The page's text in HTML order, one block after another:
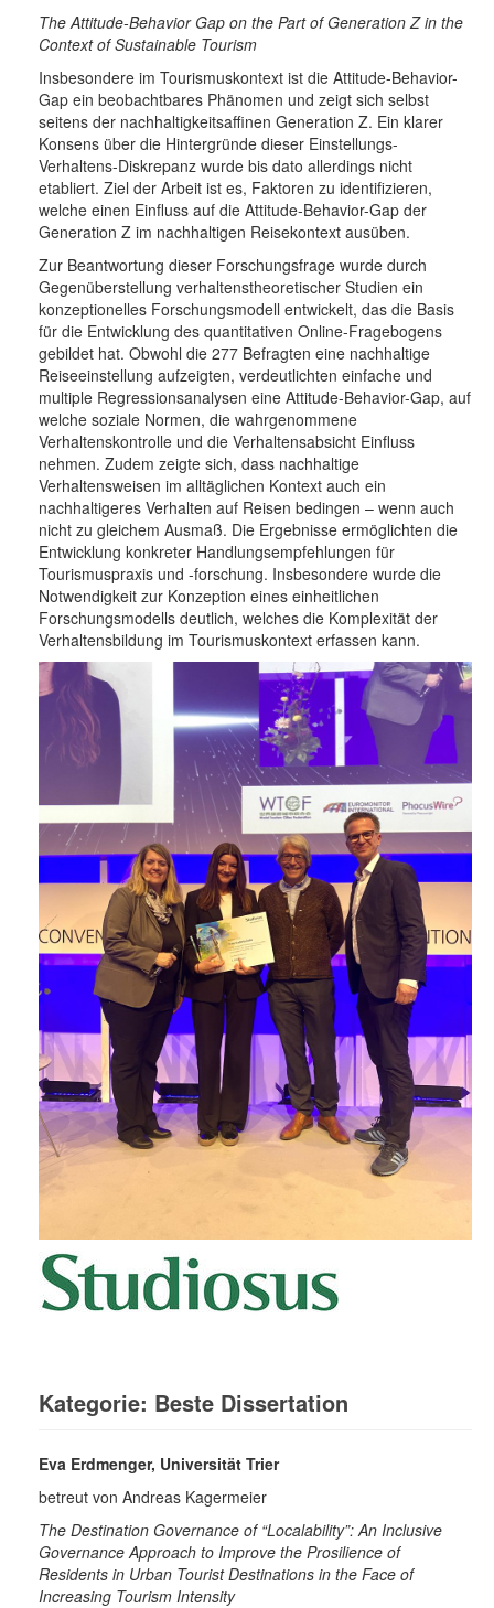
The Attitude-Behavior Gap on the Part of Generation Z in the
Context of Sustainable Tourism
Insbesondere im Tourismuskontext ist die Attitude-Behavior-
Gap ein beobachtbares Phänomen und zeigt sich selbst
seitens der nachhaltigkeitsaffinen Generation Z. Ein klarer
Konsens über die Hintergründe dieser Einstellungs-
Verhaltens-Diskrepanz wurde bis dato allerdings nicht
etabliert. Ziel der Arbeit ist es, Faktoren zu identifizieren,
welche einen Einfluss auf die Attitude-Behavior-Gap der
Generation Z im nachhaltigen Reisekontext ausüben.
Zur Beantwortung dieser Forschungsfrage wurde durch
Gegenüberstellung verhaltenstheoretischer Studien ein
konzeptionelles Forschungsmodell entwickelt, das die Basis
für die Entwicklung des quantitativen Online-Fragebogens
gebildet hat. Obwohl die 277 Befragten eine nachhaltige
Reiseeinstellung aufzeigten, verdeutlichten einfache und
multiple Regressionsanalysen eine Attitude-Behavior-Gap, auf
welche soziale Normen, die wahrgenommene
Verhaltenskontrolle und die Verhaltensabsicht Einfluss
nehmen. Zudem zeigte sich, dass nachhaltige
Verhaltensweisen im alltäglichen Kontext auch ein
nachhaltigeres Verhalten auf Reisen bedingen – wenn auch
nicht zu gleichem Ausmaß. Die Ergebnisse ermöglichten die
Entwicklung konkreter Handlungsempfehlungen für
Tourismuspraxis und -forschung. Insbesondere wurde die
Notwendigkeit zur Konzeption eines einheitlichen
Forschungsmodells deutlich, welches die Komplexität der
Verhaltensbildung im Tourismuskontext erfassen kann.
Kategorie: Beste Dissertation
Eva Erdmenger, Universität Trier
betreut von Andreas Kagermeier
The Destination Governance of “Localability”: An Inclusive
Governance Approach to Improve the Prosilience of
Residents in Urban Tourist Destinations in the Face of
Increasing Tourism Intensity